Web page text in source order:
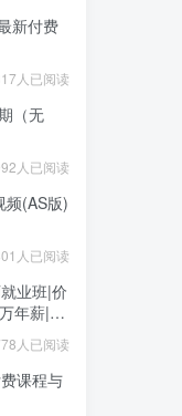
新付费
人已阅读
（无
人已阅读
(AS版)
人已阅读
业班|价
年薪|完
人已阅读
课程与